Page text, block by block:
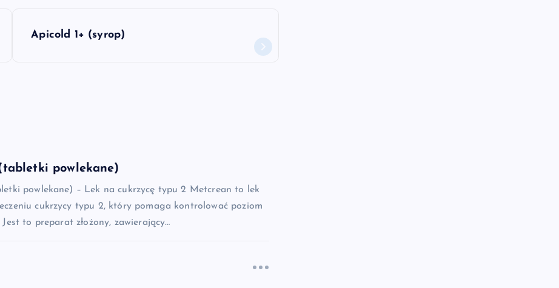
Apicold 1+ (syrop)
powlekane)
powlekane) – Lek na cukrzycę typu 2 Metcrean to lek
cukrzycy typu 2, który pomaga kontrolować poziom
to preparat złożony, zawierający…